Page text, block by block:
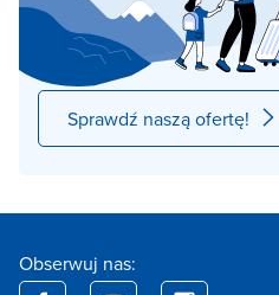
Sprawdź naszą ofertę!
Obserwuj nas: